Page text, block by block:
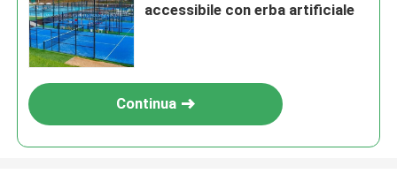
accessibile con erba artificiale
Continua